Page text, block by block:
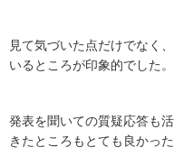
見て気づいた点だけでなく
いるところが印象的でした。
発表を聞いての質疑応答も
きたところもとても良かった